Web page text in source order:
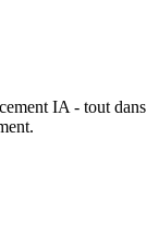
IA - tout dans